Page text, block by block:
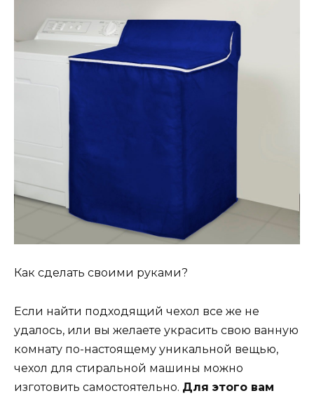
Как сделать своими руками?
Если найти подходящий чехол все же не
удалось, или вы желаете украсить свою ванную
комнату по-настоящему уникальной вещью,
чехол для стиральной машины можно
изготовить самостоятельно. Для этого вам